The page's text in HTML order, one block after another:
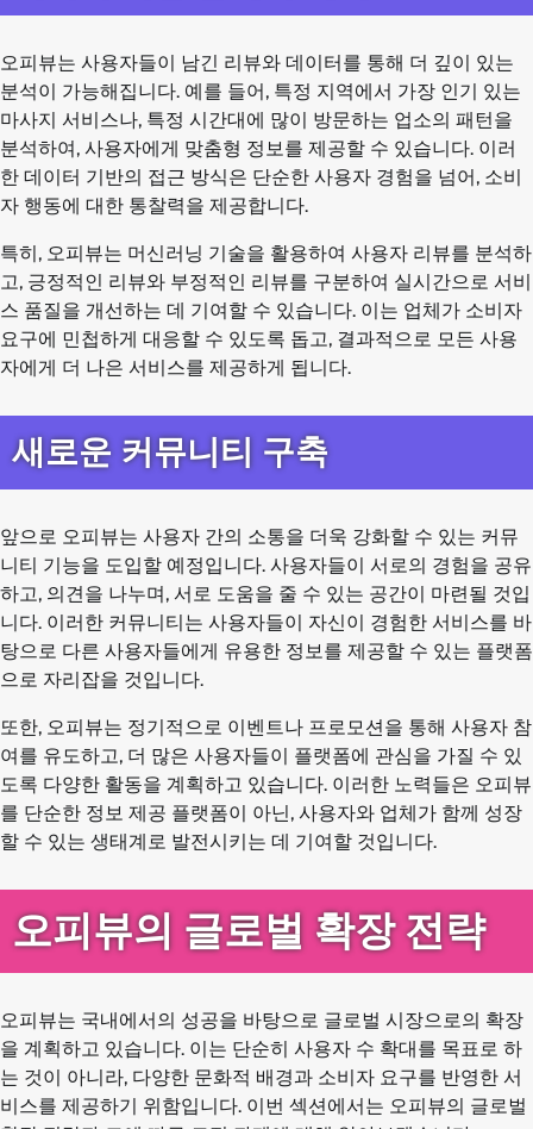
오피뷰는 사용자들이 남긴 리뷰와 데이터를 통해 더 깊이 있는
분석이 가능해집니다. 예를 들어, 특정 지역에서 가장 인기 있는
마사지 서비스나, 특정 시간대에 많이 방문하는 업소의 패턴을
분석하여, 사용자에게 맞춤형 정보를 제공할 수 있습니다. 이러
한 데이터 기반의 접근 방식은 단순한 사용자 경험을 넘어, 소비
자 행동에 대한 통찰력을 제공합니다.
특히, 오피뷰는 머신러닝 기술을 활용하여 사용자 리뷰를 분석하
고, 긍정적인 리뷰와 부정적인 리뷰를 구분하여 실시간으로 서비
스 품질을 개선하는 데 기여할 수 있습니다. 이는 업체가 소비자
요구에 민첩하게 대응할 수 있도록 돕고, 결과적으로 모든 사용
자에게 더 나은 서비스를 제공하게 됩니다.
새로운 커뮤니티 구축
앞으로 오피뷰는 사용자 간의 소통을 더욱 강화할 수 있는 커뮤
니티 기능을 도입할 예정입니다. 사용자들이 서로의 경험을 공유
하고, 의견을 나누며, 서로 도움을 줄 수 있는 공간이 마련될 것입
니다. 이러한 커뮤니티는 사용자들이 자신이 경험한 서비스를 바
탕으로 다른 사용자들에게 유용한 정보를 제공할 수 있는 플랫폼
으로 자리잡을 것입니다.
또한, 오피뷰는 정기적으로 이벤트나 프로모션을 통해 사용자 참
여를 유도하고, 더 많은 사용자들이 플랫폼에 관심을 가질 수 있
도록 다양한 활동을 계획하고 있습니다. 이러한 노력들은 오피뷰
를 단순한 정보 제공 플랫폼이 아닌, 사용자와 업체가 함께 성장
할 수 있는 생태계로 발전시키는 데 기여할 것입니다.
오피뷰의 글로벌 확장 전략
오피뷰는 국내에서의 성공을 바탕으로 글로벌 시장으로의 확장
을 계획하고 있습니다. 이는 단순히 사용자 수 확대를 목표로 하
는 것이 아니라, 다양한 문화적 배경과 소비자 요구를 반영한 서
비스를 제공하기 위함입니다. 이번 섹션에서는 오피뷰의 글로벌